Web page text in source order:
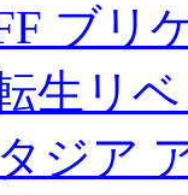
ブリ
生リ
ジア